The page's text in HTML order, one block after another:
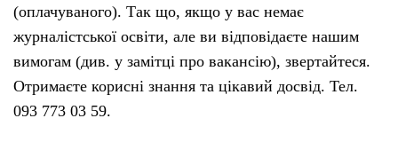
(оплачуваного). Так що, якщо у вас немає
журналістської освіти, але ви відповідаєте нашим
вимогам (див. у замітці про вакансію), звертайтеся.
Отримаєте корисні знання та цікавий досвід. Тел.
093 773 03 59.